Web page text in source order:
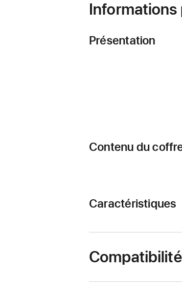
Informations
Présentation
Contenu du
Caractéristiques
Compatibilité